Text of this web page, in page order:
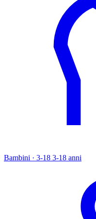
Bambini · 3-18 3-18 anni